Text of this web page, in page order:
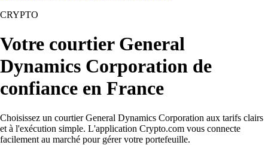
CRYPTO
Votre courtier General
Dynamics Corporation de
confiance en France
Choisissez un courtier General Dynamics Corporation aux tarifs clairs
et à l'exécution simple. L'application Crypto.com vous connecte
facilement au marché pour gérer votre portefeuille.